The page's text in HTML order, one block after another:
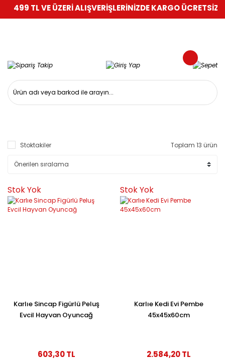
499 TL VE ÜZERİ ALIŞVERİŞLERİNİZDE KARGO ÜCRETSİZ!
Stoktakiler Toplam 13 ürün
Stok Yok
Karlıe Sincap Figürlü Peluş
Evcil Hayvan Oyuncağ
603,30 TL
Stok Yok
Karlıe Kedi Evi Pembe
45x45x60cm
2.584,20 TL